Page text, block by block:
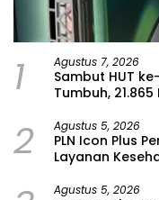
1 Agustus 7, 2026
Sambut HUT
Tumbuh,
2 Agustus 5, 2026
PLN Icon Plus
Layanan
Agustus 5, 2026